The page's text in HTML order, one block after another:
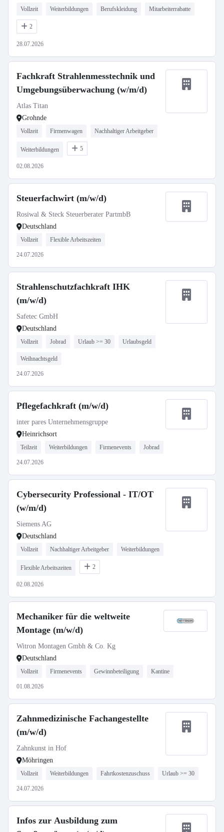
Vollzeit Weiterbildungen Berufskleidung Mitarbeiterrabatte
2
28.07.2026
Fachkraft Strahlenmesstechnik und
Umgebungsüberwachung (w/m/d)
Atlas Titan
Grohnde
Vollzeit Firmenwagen Nachhaltiger Arbeitgeber
Weiterbildungen 5
02.08.2026
Steuerfachwirt (m/w/d)
Rosiwal & Steck Steuerberater PartmbB
Deutschland
Vollzeit Flexible Arbeitszeiten
24.07.2026
Strahlenschutzfachkraft IHK
(m/w/d)
Safetec GmbH
Deutschland
Vollzeit Jobrad Urlaub >= 30 Urlaubsgeld
Weihnachtsgeld
24.07.2026
Pflegefachkraft (m/w/d)
inter pares Unternehmensgruppe
Heinrichsort
Teilzeit Weiterbildungen Firmenevents Jobrad
24.07.2026
Cybersecurity Professional - IT/OT
(w/m/d)
Siemens AG
Deutschland
Vollzeit Nachhaltiger Arbeitgeber Weiterbildungen
Flexible Arbeitszeiten 2
02.08.2026
Mechaniker für die weltweite
Montage (m/w/d)
Witron Montagen Gmbh & Co. Kg
Deutschland
Vollzeit Firmenevents Gewinnbeteiligung Kantine
01.08.2026
Zahnmedizinische Fachangestellte
(m/w/d)
Zahnkunst in Hof
Möhringen
Vollzeit Weiterbildungen Fahrtkostenzuschuss Urlaub >= 30
24.07.2026
Infos zur Ausbildung zum